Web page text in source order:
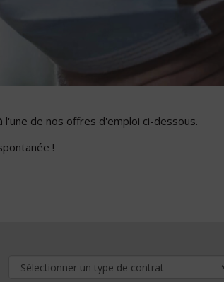
de nos offres d'emploi ci-dessous.
!